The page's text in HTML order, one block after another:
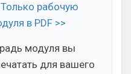
рабочую
в PDF >>
модуля вы
для вашего